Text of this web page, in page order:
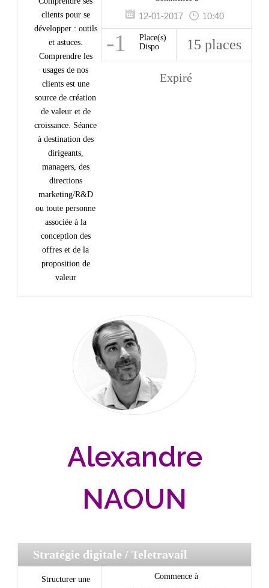
clients pour se
développer : outils
et astuces.
Comprendre les
usages de nos
clients est une
source de création
de valeur et de
croissance. Séance
à destination des
dirigeants,
managers, des
directions
marketing/R&D
ou toute personne
associée à la
conception des
offres et de la
proposition de
valeur
12-01-2017 10:40
-1
Place(s)
Dispo
15 places
Expiré
Alexandre
NAOUN
Stratégie digitale / Teletravail
Structurer une
Commence à